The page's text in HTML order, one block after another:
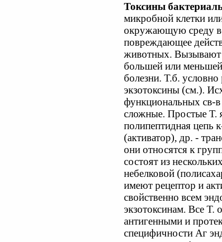
Токсины
микробной клетки
окружающую среду
повреждающее
животных. Вызывают
большей или
болезни. Т.б.
экзотоксины (см.).
функциональных св-
сложные. Простые Т.
полипептидная цепь
(активатор), др. -
они относятся к
состоят из
небелковой
имеют рецептор и
свойственно всем
экзотоксинам. Все
антигенными и
специфичности Аг